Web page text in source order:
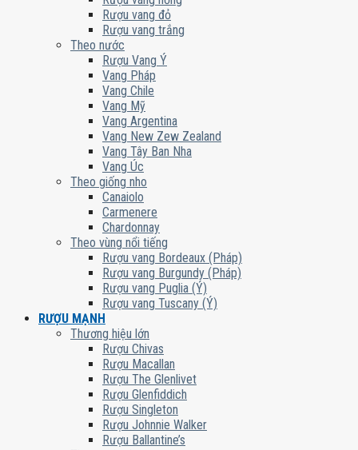
Rượu vang đỏ
Rượu vang trắng
Theo nước
Rượu Vang Ý
Vang Pháp
Vang Chile
Vang Mỹ
Vang Argentina
Vang New Zew Zealand
Vang Tây Ban Nha
Vang Úc
Theo giống nho
Canaiolo
Carmenere
Chardonnay
Theo vùng nổi tiếng
Rượu vang Bordeaux (Pháp)
Rượu vang Burgundy (Pháp)
Rượu vang Puglia (Ý)
Rượu vang Tuscany (Ý)
RƯỢU MẠNH
Thương hiệu lớn
Rượu Chivas
Rượu Macallan
Rượu The Glenlivet
Rượu Glenfiddich
Rượu Singleton
Rượu Johnnie Walker
Rượu Ballantine’s